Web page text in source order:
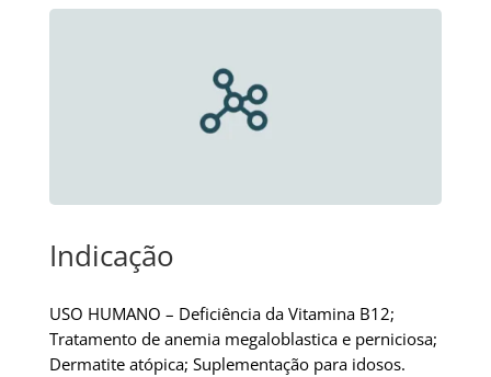
Indicação
USO HUMANO – Deficiência da Vitamina B12;
Tratamento de anemia megaloblastica e perniciosa;
Dermatite atópica; Suplementação para idosos.